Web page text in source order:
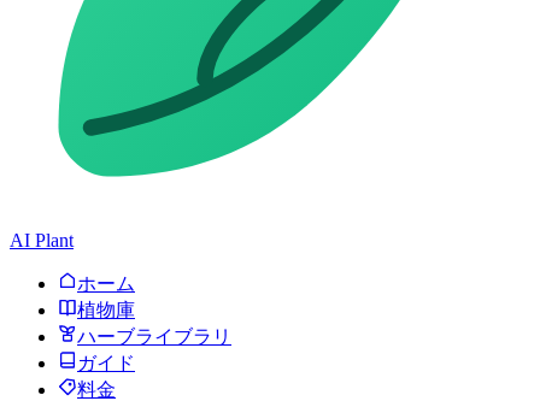
AI Plant
ホーム
植物庫
ハーブライブラリ
ガイド
料金